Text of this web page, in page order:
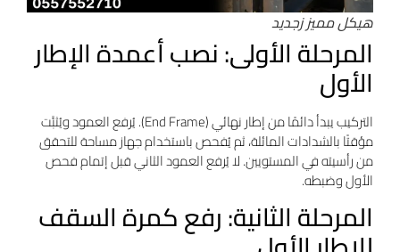
هيكل مميز زجديد
المرحلة الأولى: نصب أعمدة الإطار
الأول
التركيب يبدأ دائمًا من إطار نهائي (End Frame). يُرفع العمود ويُثبَّت
مؤقتًا بالشدادات المائلة، ثم يُفحص باستخدام جهاز مساحة للتحقق
من رأسيته في المستويين. لا يُرفع العمود الثاني قبل إتمام فحص
الأول وضبطه.
المرحلة الثانية: رفع كمرة السقف